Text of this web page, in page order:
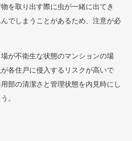
を取り出す際に虫が一緒に出てき
でしまうことがあるため、注意が必
が不衛生な状態のマンションの場
各住戸に侵入するリスクが高いで
部の清潔さと管理状態を内見時にし
。